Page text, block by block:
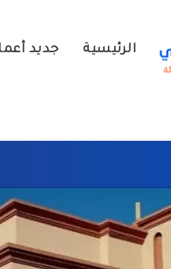
الرئيسية جديد